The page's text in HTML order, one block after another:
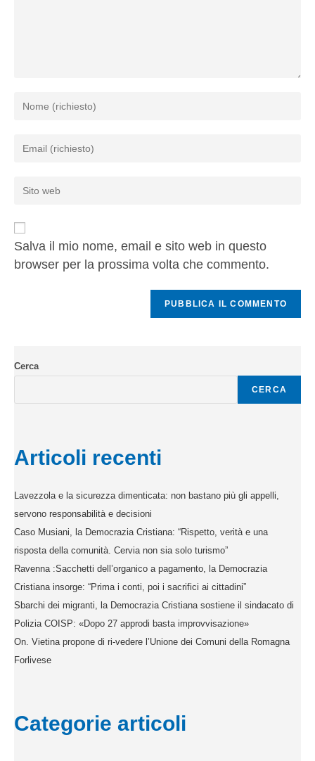
Salva il mio nome, email e sito web in questo
browser per la prossima volta che commento.
Cerca
CERCA
Articoli recenti
Lavezzola e la sicurezza dimenticata: non bastano più gli appelli,
servono responsabilità e decisioni
Caso Musiani, la Democrazia Cristiana: “Rispetto, verità e una
risposta della comunità. Cervia non sia solo turismo”
Ravenna :Sacchetti dell’organico a pagamento, la Democrazia
Cristiana insorge: “Prima i conti, poi i sacrifici ai cittadini”
Sbarchi dei migranti, la Democrazia Cristiana sostiene il sindacato di
Polizia COISP: «Dopo 27 approdi basta improvvisazione»
On. Vietina propone di ri-vedere l’Unione dei Comuni della Romagna
Forlivese
Categorie articoli